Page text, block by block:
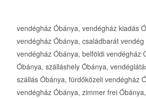
vendégház Óbánya, vendégház kiadás
vendégház Óbánya, családbarát
vendégház Óbánya, belföldi vendégház
Óbánya, szálláshely Óbánya,
szállás Óbánya, fürdőközeli vendégház
vendégház Óbánya, zimmer frei